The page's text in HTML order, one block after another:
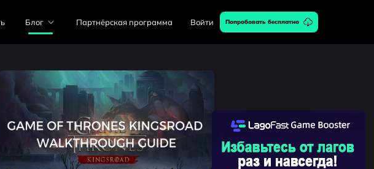
Блог Партнёрская программа Войти Попробовать бесплатно